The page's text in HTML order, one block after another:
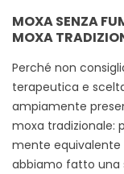
MOXA SENZA
MOXA
Perché non
terapeutica e
ampiamente
moxa tradizionale:
mente equivalente
abbiamo fatto una